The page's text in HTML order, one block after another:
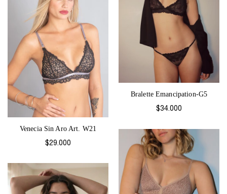
Venecia Sin Aro Art. W21
$29.000
Bralette Emancipation-G5
$34.000